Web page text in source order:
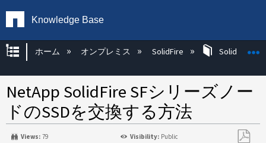
Knowledge Base
グローバル階層を展開/折りたたむ
ホーム オンプレミス SolidFire SolidFire
NetApp SolidFire SFシリーズノー
ドのSSDを交換する方法
Views: 79 Visibility: Public